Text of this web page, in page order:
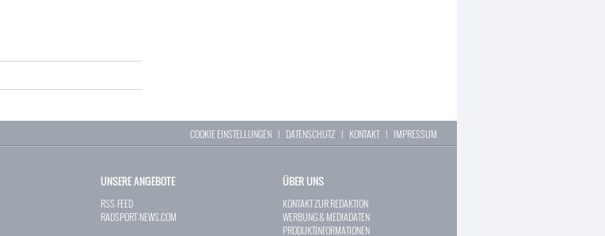
COOKIE EINSTELLUNGEN | DATENSCHUTZ | KONTAKT| IMPRESSUM
UNSERE ANGEBOTE
RSS-FEED
RADSPORT-NEWS.COM
ÜBER UNS
KONTAKT ZUR REDAKTION
WERBUNG & MEDIADATEN
PRODUKTINFORMATIONEN